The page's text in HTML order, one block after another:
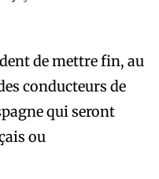
de mettre fin, au
conducteurs de
qui seront
ou